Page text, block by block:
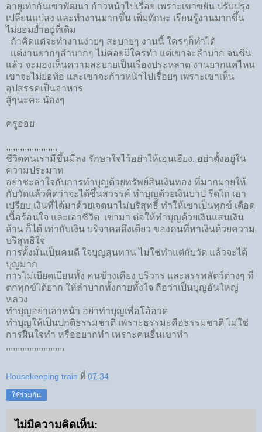
อายุเท่ากันเขาพัฒนา ก้าวหน้าไปเรื่อย เพราะเขาขยัน ปรับปรุง
เปลี่ยนแปลง และทำงานมากขึ้น เพิ่มทักษะ เรียนรู้งานมากขึ้น
ไม่ยอมย่ำอยู่ที่เดิม
ถ้าคิดแต่จะทำงานง่ายๆ สะบายๆ งานนี้ ใครๆก็ทำได้
แต่งานยากๆลำบากๆ ไม่ค่อยมีใครทำ แต่เขาจะลำบาก จนชิน
แล้ว จะมองเห็นความสะบายเป็นเรื่องประหลาด งานยากแค่ไหน
เขาจะไม่ย่อท้อ และเขาจะก้าวหน้าไปเรื่อยๆ เพราะเขาเห็น
อุปสรรคเป็นอาหาร
สู้ๆนะคะ น้องๆ
ครูออย
,,,,,,,,,,,,,,,,,,,,,,
ชีวิตคนเรามีขึ้นมีลง รักษาใจไว้อย่าให้เอนเอียง. อย่าตั้งอยู่ใน
ความประมาท
อย่าชะล่าใจกับการทำบุญด้วยทรัพย์สินเงินทอง ที่มากมายให้
กับวัดแล้วคิดว่าจะได้ขึ้นสวรรค์ ทำบุญด้วยเงินบาป รีดไถ เอา
เปรียบ เงินที่ได้มาด้วยเจตนาไม่บริสุทธิ์ ทำให้เขาเป็นทุกข์ เดือด
เนื้อร้อนใจ และเอาชีวิต เขามา ต่อให้ทำบุญด้วยเงินแสนเงิน
ล้าน ก็ได้ เท่ากับเงิน บริจาคสลึงเดียว ของคนที่หาเงินด้วยความ
บริสุทธิใจ
การตั้งมั่นเป็นคนดี ใจบุญสุนทาน ไม่ใช่ทำแต่กับวัด แล้วจะได้
บุญมาก
การไม่เบียดเบียนทั้ง คนข้างเคียง บริวาร และสรรพสัตว์ต่างๆ ที่
ตกทุกข์ได้ยาก ให้ลำบากทั้งกายทั้งใจ ถือว่าเป็นบุญอันใหญ่
หลวง
ทำบุญอย่าเอาหน้า อย่าทำบุญเพื่อโอ้อวด
ทำบุญให้เป็นปกติธรรมชาติ เพราะธรรมะคือธรรมชาติ ไม่ใช่
การฝืนใจทำ หรืออยากทำ เพราะคนอื่นเขาทำ
,,,,,,,,,,,,,,,,,,,,,,,,,
Housekeeping train ที่ 07:34
ใช้ร่วมกัน
ไม่มีความคิดเห็น: